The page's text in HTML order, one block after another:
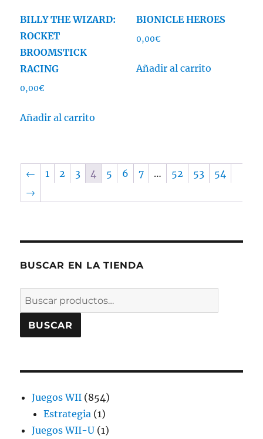
BILLY THE WIZARD:
ROCKET
BROOMSTICK
RACING
0,00€
Añadir al carrito
BIONICLE HEROES
0,00€
Añadir al carrito
← 1 2 3 4 5 6 7 … 52 53
54
→
BUSCAR EN LA TIENDA
Buscar
por:
BUSCAR
Juegos WII 854854
Estrategia 11
producto
Juegos WII-U 11